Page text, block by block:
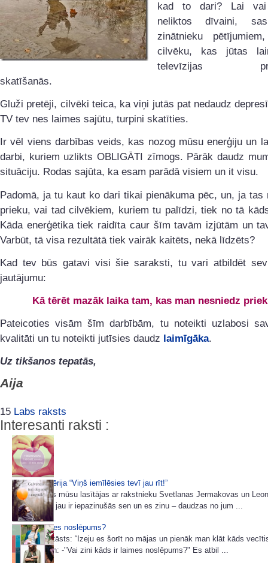
kad to dari? Lai
neliktos dīvaini,
zinātnieku
cilvēku, kas jūtas
televīzijas
skatīšanās.
Gluži pretēji, cilvēki teica, ka viņi jutās pat nedaudz
TV tev nes laimes sajūtu, turpini skatīties.
Ir vēl viens darbības veids, kas nozog mūsu enerģiju un
darbi, kuriem uzlikts OBLIGĀTI zīmogs. Pārāk daudz
situāciju. Rodas sajūta, ka esam parādā visiem un it visu.
Padomā, ja tu kaut ko dari tikai pienākuma pēc, un, ja tas
prieku, vai tad cilvēkiem, kuriem tu palīdzi, tiek no tā
Kāda enerģētika tiek raidīta caur šīm tavām izjūtām un
Varbūt, tā visa rezultātā tiek vairāk kaitēts, nekā līdzēts?
Kad tev būs gatavi visi šie saraksti, tu vari atbildēt
jautājumu:
Kā tērēt mazāk laika tam, kas man nesniedz
Pateicoties visām šīm darbībām, tu noteikti uzlabosi
kvalitāti un tu noteikti jutīsies daudz laimīgāka.
Uz tikšanos tepatās,
Aija
15 Labs raksts
Interesanti raksti :
7 padomu sērija “Viņš iemīlēsies tevī jau rīt!”
Ļoti daudzas mūsu lasītājas ar rakstnieku Svetlanas Jermakovas un
e-grāmatām jau ir iepazinušās sen un es zinu – daudzas no jum ...
Kāds ir laimes noslēpums?
Lūk, kāds stāsts: “Izeju es šorīt no mājas un pienāk man klāt kāds
un jautā man: -"Vai zini kāds ir laimes noslēpums?" Es atbil ...